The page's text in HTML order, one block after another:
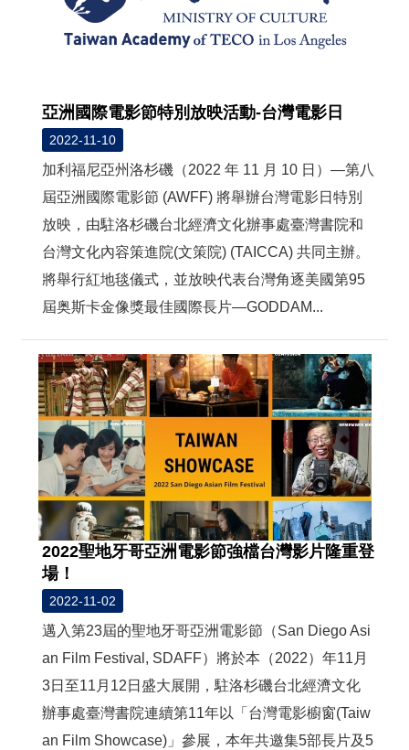
亞洲國際電影節特別放映活動-台灣電影日
2022-11-10
加利福尼亞州洛杉磯（2022 年 11 月 10 日）—第八
屆亞洲國際電影節 (AWFF) 將舉辦台灣電影日特別
放映，由駐洛杉磯台北經濟文化辦事處臺灣書院和
台灣文化內容策進院(文策院) (TAICCA) 共同主辦。
將舉行紅地毯儀式，並放映代表台灣角逐美國第95
屆奥斯卡金像獎最佳國際長片—GODDAM...
2022聖地牙哥亞洲電影節強檔台灣影片隆重登
場！
2022-11-02
邁入第23屆的聖地牙哥亞洲電影節（San Diego Asi
an Film Festival, SDAFF）將於本（2022）年11月
3日至11月12日盛大展開，駐洛杉磯台北經濟文化
辦事處臺灣書院連續第11年以「台灣電影櫥窗(Taiw
an Film Showcase)」參展，本年共邀集5部長片及5